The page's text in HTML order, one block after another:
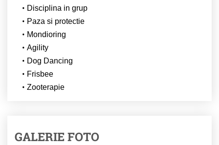
Disciplina in grup
Paza si protectie
Mondioring
Agility
Dog Dancing
Frisbee
Zooterapie
GALERIE FOTO